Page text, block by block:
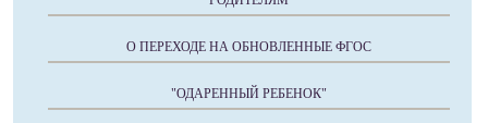
О ПЕРЕХОДЕ НА ОБНОВЛЕННЫЕ ФГОС
"ОДАРЕННЫЙ РЕБЕНОК"